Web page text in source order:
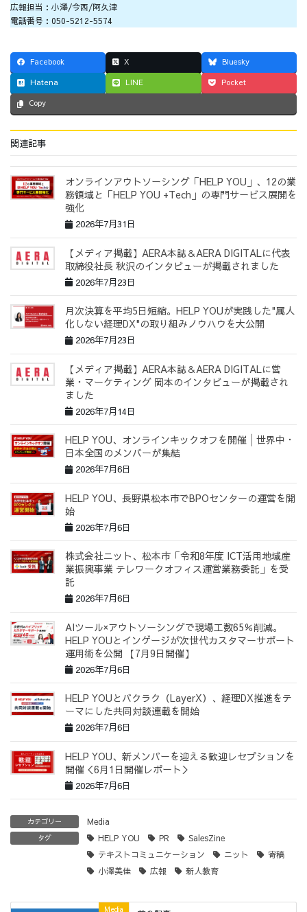
広報担当：小澤/今西/阿久津
電話番号：050-5212-5574
Facebook X
Bluesky
Hatena
LINE Pocket
Copy
関連記事
オンラインアウトソーシング「HELP YOU」、12の業
務領域と「HELP YOU +Tech」の専門サービス展開を
強化
2026年7月31日
【メディア掲載】AERA本誌＆AERA DIGITALに代表
取締役社長 秋沢のインタビューが掲載されました
2026年7月23日
月次決算を平均5日短縮。HELP YOUが実践した"属人
化しない経理DX"の取り組みノウハウを大公開
2026年7月23日
【メディア掲載】AERA本誌＆AERA DIGITALに営
業・マーケティング 岡本のインタビューが掲載され
ました
2026年7月14日
HELP YOU、オンラインキックオフを開催│世界中・
日本全国のメンバーが集結
2026年7月6日
HELP YOU、長野県松本市でBPOセンターの運営を開
始
2026年7月6日
株式会社ニット、松本市「令和8年度 ICT活用地域産
業振興事業 テレワークオフィス運営業務委託」を受
託
2026年7月6日
AIツール×アウトソーシングで現場工数65％削減。
HELP YOUとインゲージが次世代カスタマーサポート
運用術を公開 【7月9日開催】
2026年7月6日
HELP YOUとバクラク（LayerX）、経理DX推進をテ
ーマにした共同対談連載を開始
2026年7月6日
HELP YOU、新メンバーを迎える歓迎レセプションを
開催＜6月1日開催レポート＞
2026年7月6日
カテゴリー Media
タグ HELP YOU PR
SalesZine
テキストコミュニケーション
ニット
寄稿
小澤美佳
広報 新人教育
Media